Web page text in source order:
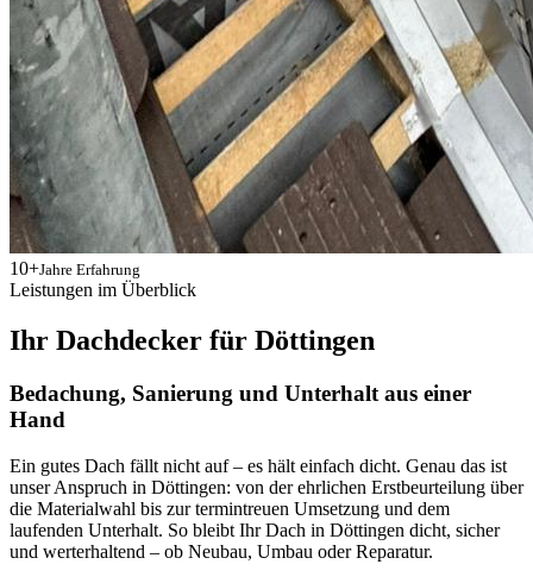
10+Jahre Erfahrung
Leistungen im Überblick
Ihr Dachdecker für Döttingen
Bedachung, Sanierung und Unterhalt aus einer
Hand
Ein gutes Dach fällt nicht auf – es hält einfach dicht. Genau das ist
unser Anspruch in Döttingen: von der ehrlichen Erstbeurteilung über
die Materialwahl bis zur termintreuen Umsetzung und dem
laufenden Unterhalt. So bleibt Ihr Dach in Döttingen dicht, sicher
und werterhaltend – ob Neubau, Umbau oder Reparatur.